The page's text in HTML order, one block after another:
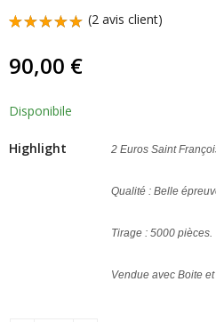
5.00 sur
5 basé
client
(2 avis client)
90,00 €
Disponibile
Highlight 2 Euros Saint
Qualité : Belle
Tirage : 5000 pièces.
Vendue avec Boite